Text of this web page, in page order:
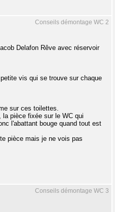
Conseils démontage WC 2
Delafon Rêve avec réservoir
vis qui se trouve sur chaque
sur ces toilettes.
la pièce fixée sur le WC qui
l'abattant bouge quand tout est
pièce mais je ne vois pas
Conseils démontage WC 3